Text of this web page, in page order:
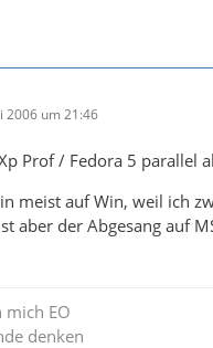
2006 um 21:46
Prof / Fedora 5 parallel
meist auf Win, weil ich
aber der Abgesang auf
mich EO
denken